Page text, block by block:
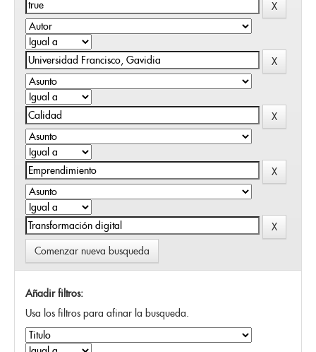
Comenzar nueva busqueda
Añadir filtros:
Usa los filtros para afinar la busqueda.